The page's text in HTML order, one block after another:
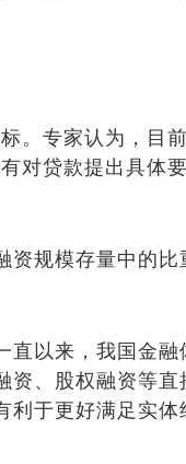
。专家认为，目
对贷款提出具体
规模存量中的比
以来，我国金融
资、股权融资等直
利于更好满足实体